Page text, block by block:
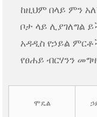
ከዚህም በላይ ምን
ቦታ ላይ ሊያገለግል
አዳዲስ የኃይል
የፀሐይ ብርሃንን
ሞዴል